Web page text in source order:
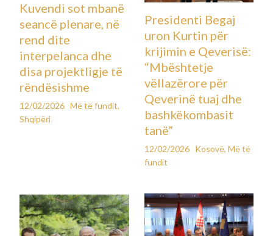
Kuvendi sot mbanë
seancë plenare, në
rend dite
interpelanca dhe
disa projektligje të
rëndësishme
12/02/2026 Më të fundit,
Shqipëri
Presidenti Begaj
uron Kurtin për
krijimin e Qeverisë:
“Mbështetje
vëllazërore për
Qeverinë tuaj dhe
bashkëkombasit
tanë”
12/02/2026 Kosovë, Më të
fundit